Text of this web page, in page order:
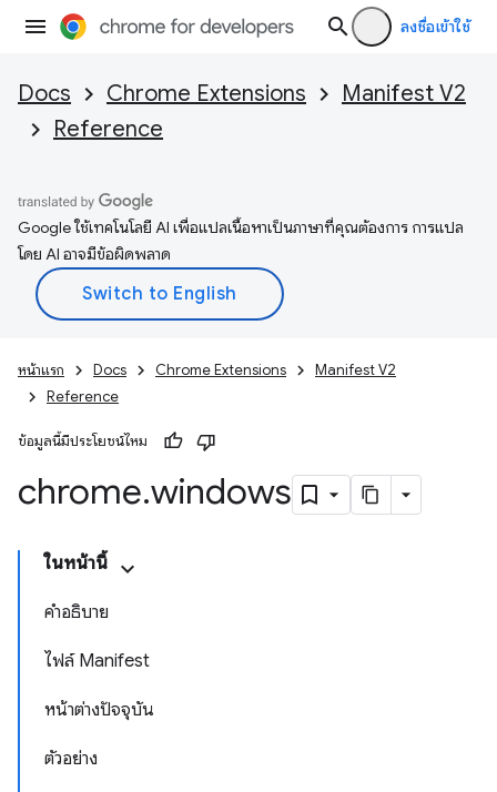
ลงชื่อเข้าใช้
Docs Chrome Extensions
Manifest V2
Reference
Google ใช้เทคโนโลยี AI เพื่อแปลเนื้อหาเป็นภาษาที่คุณต้องการ การแปล
โดย AI อาจมีข้อผิดพลาด
หน้าแรก Docs Chrome Extensions
Manifest V2
Reference
ข้อมูลนี้มีประโยชน์ไหม
chrome.windows
ในหน้านี้
คำอธิบาย
ไฟล์ Manifest
หน้าต่างปัจจุบัน
ตัวอย่าง